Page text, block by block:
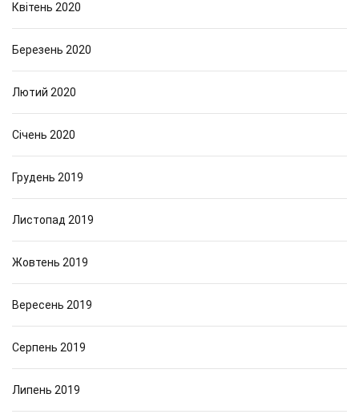
Квітень 2020
Березень 2020
Лютий 2020
Січень 2020
Грудень 2019
Листопад 2019
Жовтень 2019
Вересень 2019
Серпень 2019
Липень 2019